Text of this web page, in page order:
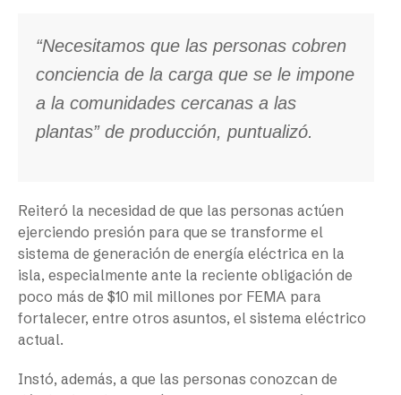
“Necesitamos que las personas cobren
conciencia de la carga que se le impone
a la comunidades cercanas a las
plantas” de producción, puntualizó.
Reiteró la necesidad de que las personas actúen
ejerciendo presión para que se transforme el
sistema de generación de energía eléctrica en la
isla, especialmente ante la reciente obligación de
poco más de $10 mil millones por FEMA para
fortalecer, entre otros asuntos, el sistema eléctrico
actual.
Instó, además, a que las personas conozcan de